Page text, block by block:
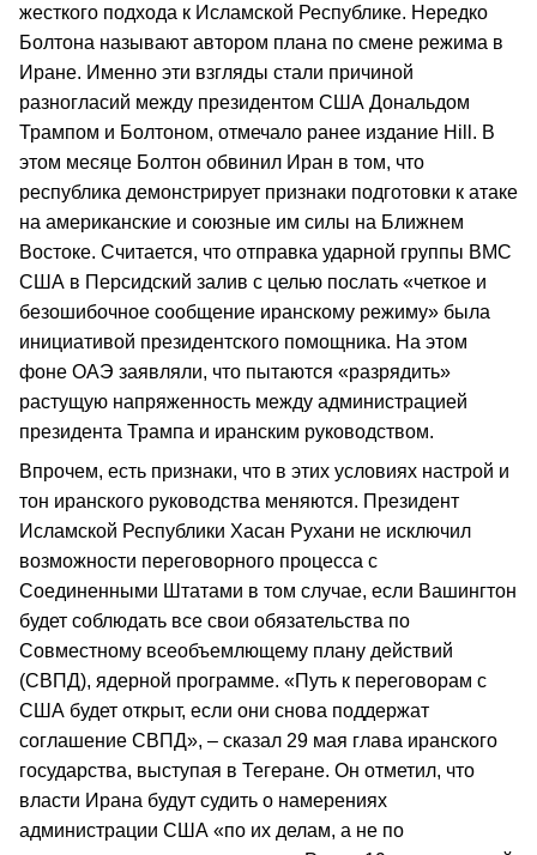
жесткого подхода к Исламской Республике. Нередко
Болтона называют автором плана по смене режима в
Иране. Именно эти взгляды стали причиной
разногласий между президентом США Дональдом
Трампом и Болтоном, отмечало ранее издание Hill. В
этом месяце Болтон обвинил Иран в том, что
республика демонстрирует признаки подготовки к атаке
на американские и союзные им силы на Ближнем
Востоке. Считается, что отправка ударной группы ВМС
США в Персидский залив с целью послать «четкое и
безошибочное сообщение иранскому режиму» была
инициативой президентского помощника. На этом
фоне ОАЭ заявляли, что пытаются «разрядить»
растущую напряженность между администрацией
президента Трампа и иранским руководством.
Впрочем, есть признаки, что в этих условиях настрой и
тон иранского руководства меняются. Президент
Исламской Республики Хасан Рухани не исключил
возможности переговорного процесса с
Соединенными Штатами в том случае, если Вашингтон
будет соблюдать все свои обязательства по
Совместному всеобъемлющему плану действий
(СВПД), ядерной программе. «Путь к переговорам с
США будет открыт, если они снова поддержат
соглашение СВПД», – сказал 29 мая глава иранского
государства, выступая в Тегеране. Он отметил, что
власти Ирана будут судить о намерениях
администрации США «по их делам, а не по